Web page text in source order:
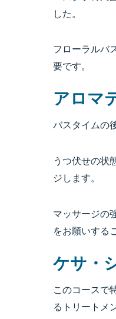
した。
フローラルバ
要です。
アロマ
バスタイムの
うつ伏せの状
ジします。
マッサージの
をお願いする
ケサ・
このコースで
るトリートメ